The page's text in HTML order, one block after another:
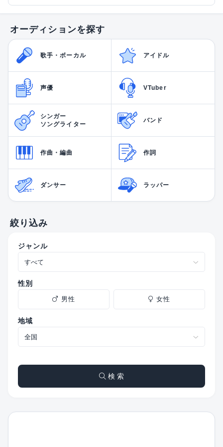
オーディションを探す
歌手・ボーカル アイドル
声優 VTuber
シンガー
ソングライター
バンド
作曲・編曲 作詞
ダンサー ラッパー
絞り込み
ジャンル
性別
男性 女性
地域
検 索